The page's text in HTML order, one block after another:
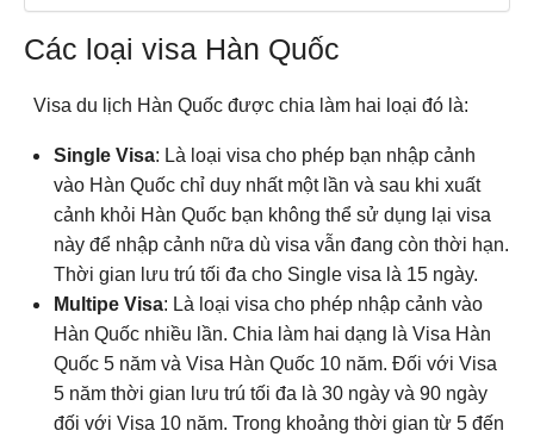
Các loại visa Hàn Quốc
Visa du lịch Hàn Quốc được chia làm hai loại đó là:
Single Visa: Là loại visa cho phép bạn nhập cảnh
vào Hàn Quốc chỉ duy nhất một lần và sau khi xuất
cảnh khỏi Hàn Quốc bạn không thể sử dụng lại visa
này để nhập cảnh nữa dù visa vẫn đang còn thời hạn.
Thời gian lưu trú tối đa cho Single visa là 15 ngày.
Multipe Visa: Là loại visa cho phép nhập cảnh vào
Hàn Quốc nhiều lần. Chia làm hai dạng là Visa Hàn
Quốc 5 năm và Visa Hàn Quốc 10 năm. Đối với Visa
5 năm thời gian lưu trú tối đa là 30 ngày và 90 ngày
đối với Visa 10 năm. Trong khoảng thời gian từ 5 đến